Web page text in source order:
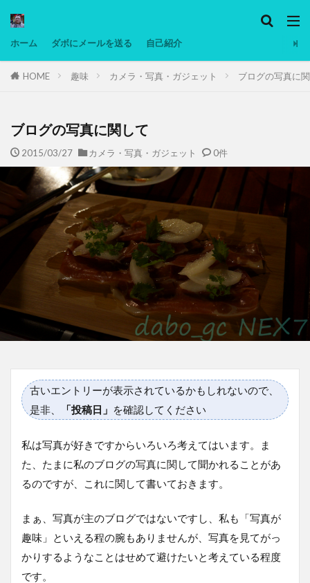
ホーム ダボにメールを送る 自己紹介
HOME 趣味 カメラ・写真・ガジェット ブログの写真に
ブログの写真に関して
2015/03/27 カメラ・写真・ガジェット 0件
古いエントリーが表示されているかもしれないので、
是非、
「投稿日」 を確認してください
私は写真が好きですからいろいろ考えてはいます。ま
た、たまに私のブログの写真に関して聞かれることがあ
るのですが、これに関して書いておきます。
まぁ、写真が主のブログではないですし、私も「写真が
趣味」といえる程の腕もありませんが、写真を見てがっ
かりするようなことはせめて避けたいと考えている程度
です。
タグ
マレーシア動画
ヨーグルト
備忘録
動画 日本人村社会 脱水シート
検索